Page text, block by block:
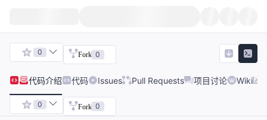
0 Fork 0
代码介绍 代码 Issues Pull Requests 项目讨论 Wiki
0 Fork 0